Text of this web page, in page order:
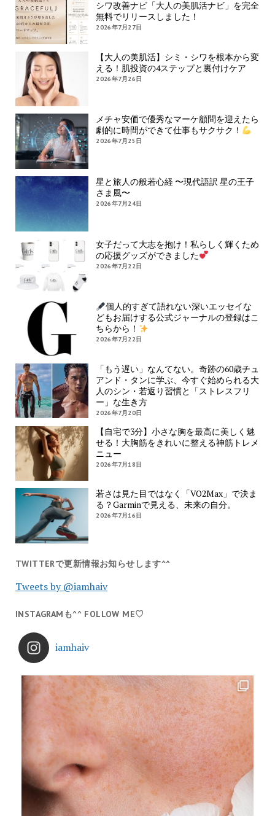
シワ改善ナビ「大人の美肌活ナビ」を完全
無料でリリースしました！
2026年7月27日
【大人の美肌活】シミ・シワを根本から変
える！肌投資の4ステップと裏付けケア
2026年7月26日
メチャ安価で優秀なマーケ顧問を迎えたら
劇的に時間ができて仕事もサクサク！
2026年7月25日
星と旅人の般若心経 〜現代語訳 星の王子
さま風〜
2026年7月24日
女子だって大志を抱け！私らしく輝くため
の応援グッズができました
2026年7月22日
個人的すぎて語れない深いエッセイな
どもお届けする公式ジャーナルの登録はこ
ちらから！
2026年7月22日
「もう遅い」なんてない。奇跡の60歳チュ
アンド・タンに学ぶ、今すぐ始められる大
人のシン・若返り習慣と「ストレスフリ
ー」な生き方
2026年7月20日
【自宅で3分】小さな胸を最高に美しく魅
せる！大胸筋をきれいに整える神筋トレメ
ニュー
2026年7月18日
若さは見た目ではなく「VO2Max」で決ま
る？Garminで見える、未来の自分。
2026年7月16日
TWITTERで更新情報お知らせします^^
Tweets by @iamhaiv
INSTAGRAMも^^ FOLLOW ME♡
iamhaiv